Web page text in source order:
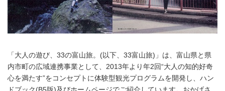
「大人の遊び、33の富山旅。(以下、33富山旅)」は、富山県と県
内市町の広域連携事業として、2013年より年2回“大人の知的好奇
心を満たす”をコンセプトに体験型観光プログラムを開発し、ハン